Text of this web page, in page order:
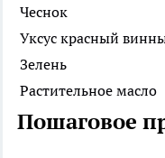
Чеснок
Уксус красный
Зелень
Растительное масло
Пошаговое